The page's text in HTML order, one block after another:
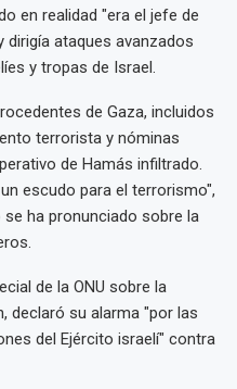
en realidad "era el jefe de
dirigía ataques avanzados
y tropas de Israel.
de Gaza, incluidos
terrorista y nóminas
de Hamás infiltrado.
escudo para el terrorismo",
ha pronunciado sobre la
de la ONU sobre la
declaró su alarma "por las
del Ejército israelí" contra